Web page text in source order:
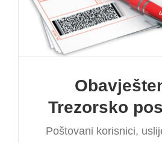
Trezorsko
Poštovani korisnici,